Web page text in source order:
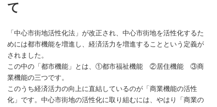
て
「中心市街地活性化法」が改正され、中心市街地を活性化するた
めには都市機能を増進し、経済活力を増進することという定義が
されました。
この中の「都市機能」とは、①都市福祉機能 ②居住機能 ③商
業機能の三つです。
このうち経済活力の向上に直結しているのが「商業機能の活性
化」です。中心市街地の活性化に取り組むには、やはり「商業の